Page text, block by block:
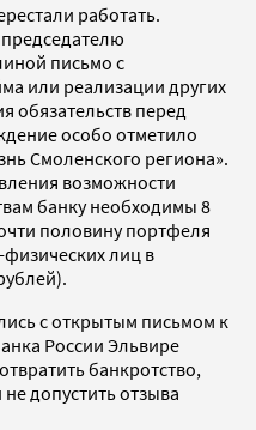
работать.
письмо с
или реализации других
обязательств перед
особо отметило
Смоленского региона».
возможности
банку необходимы 8
половину портфеля
лиц в
с открытым письмом к
России Эльвире
банкротство,
допустить отзыва